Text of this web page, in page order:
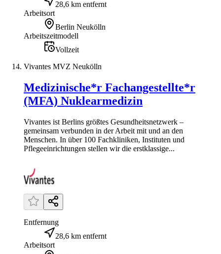
28,6 km entfernt
Arbeitsort
Berlin Neukölln
Arbeitszeitmodell
Vollzeit
Vivantes MVZ Neukölln
Medizinische*r Fachangestellte*r
(MFA) Nuklearmedizin
Vivantes ist Berlins größtes Gesundheitsnetzwerk –
gemeinsam verbunden in der Arbeit mit und an den
Menschen. In über 100 Fachkliniken, Instituten und
Pflegeeinrichtungen stellen wir die erstklassige...
Entfernung
28,6 km entfernt
Arbeitsort